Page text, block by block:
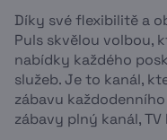
Díky své flexibilitě a
Puls skvělou volbou,
nabídky každého
služeb. Je to kanál,
zábavu
zábavy plný kanál, TV